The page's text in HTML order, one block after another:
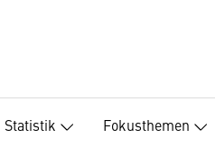
Statistik Fokusthemen